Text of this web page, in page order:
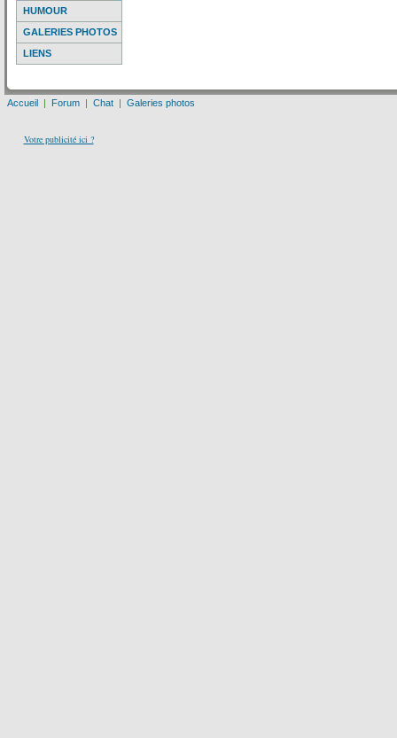
HUMOUR
GALERIES PHOTOS
LIENS
Accueil | Forum | Chat | Galeries photos
Votre publicité ici ?